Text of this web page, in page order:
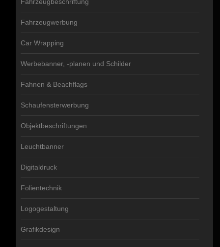
Fahrzeugwerbung
Car Wrapping
Werbebanner, -planen und Schilder
Fahnen & Beachflags
Schaufensterwerbung
Objektbeschriftungen
Leuchtbanner
Digitaldruck
Folientechnik
Logogestaltung
Grafikdesign